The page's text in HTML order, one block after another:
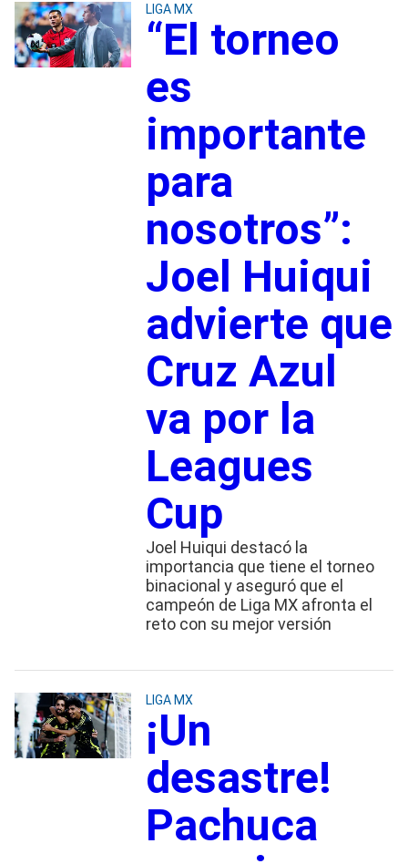
LIGA MX
“El torneo
es
importante
para
nosotros”:
Joel Huiqui
advierte que
Cruz Azul
va por la
Leagues
Cup
Joel Huiqui destacó la
importancia que tiene el torneo
binacional y aseguró que el
campeón de Liga MX afronta el
reto con su mejor versión
LIGA MX
¡Un
desastre!
Pachuca